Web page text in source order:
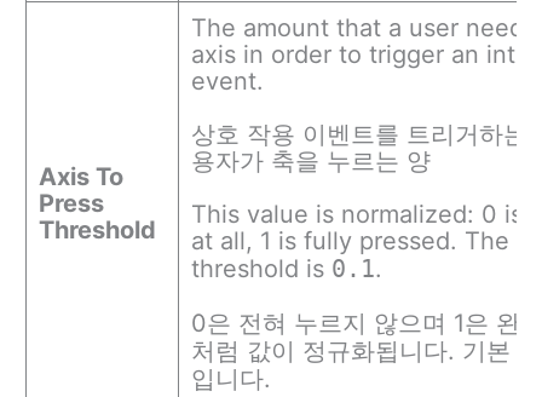
Axis To
Press
Threshold
The amount that a user
axis in order to trigger an
event.
상호 작용 이벤트를 트리거하는
용자가 축을 누르는 양
This value is normalized: 0 is
at all, 1 is fully pressed. The
threshold is 0.1.
0은 전혀 누르지 않으며 1은 완
처럼 값이 정규화됩니다. 기본
입니다.